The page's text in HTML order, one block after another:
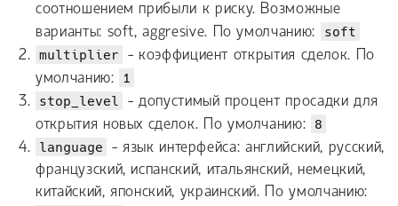
соотношением прибыли к риску. Возможные
варианты: soft, aggresive. По умолчанию:
soft
multiplier
- коэффициент открытия сделок. По
умолчанию:
1
stop_level
- допустимый процент просадки для
открытия новых сделок. По умолчанию:
8
language
- язык интерфейса: английский, русский,
французский, испанский, итальянский, немецкий,
китайский, японский, украинский. По умолчанию: